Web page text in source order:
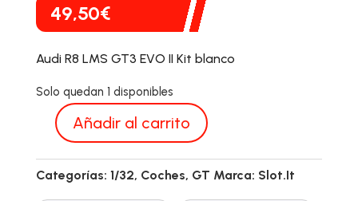
49,50€
Audi R8 LMS GT3 EVO II Kit blanco
Solo quedan 1 disponibles
CA58Z
Añadir al carrito
Categorías: 1/32, Coches, GT Marca: Slot.It